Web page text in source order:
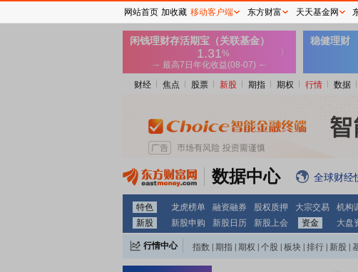
财经 焦点 股票 新股 期指 期权 行情 数据
数据中心 全球财经
特色 龙虎榜单 融资融券 股权质押 大宗交易 机构
新股
新股申购 新股日历 新股上会 资金 大盘
行情中心 指数 期指 期权 个股 板块 排行 新股
网站首页 加收藏 移动客户端 东方财富 天天基金网